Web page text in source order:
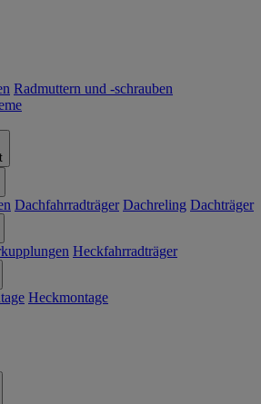
Radmuttern und -schrauben
Dachfahrradträger Dachreling Dachträger
Heckfahrradträger
Heckmontage